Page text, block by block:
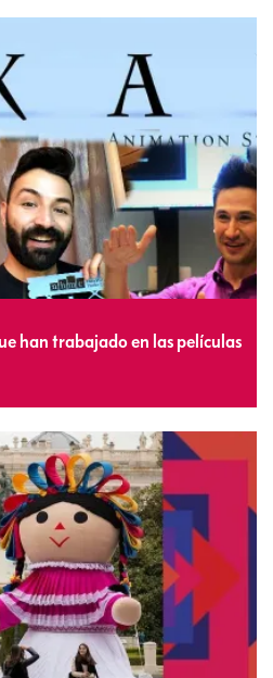
han trabajado en las películas